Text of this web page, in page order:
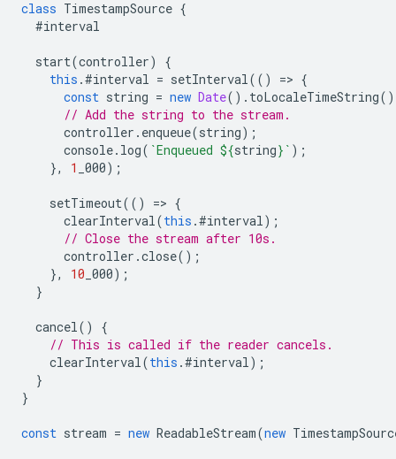
class TimestampSource {
#interval
start(controller)
{
this .#interval = setInterval(() => {
const string = new Date(). toLocaleTimeString
// Add the string to the stream.
controller . enqueue(string);
console. log( `Enqueued ${string} ` );
},
1 _000);
setTimeout(() => {
clearInterval(this .#interval);
// Close the stream after 10s.
controller .close();
},
10 _000);
}
cancel()
{
// This is called if the reader cancels.
clearInterval(this .#interval);
}
}
const stream = new ReadableStream(new